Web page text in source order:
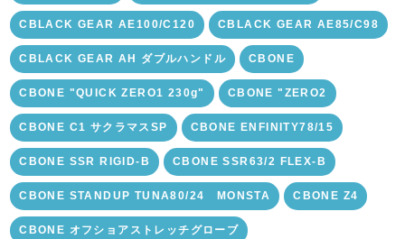
CBLACK GEAR AE100/C120 CBLACK GEAR AE85/C98
CBLACK GEAR AH ダブルハンドル CBONE
CBONE "QUICK ZERO1 230g" CBONE "ZERO2
CBONE C1 サクラマスSP CBONE ENFINITY78/15
CBONE SSR RIGID-B CBONE SSR63/2 FLEX-B
CBONE STANDUP TUNA80/24 MONSTA CBONE Z4
CBONE オフショアストレッチグローブ